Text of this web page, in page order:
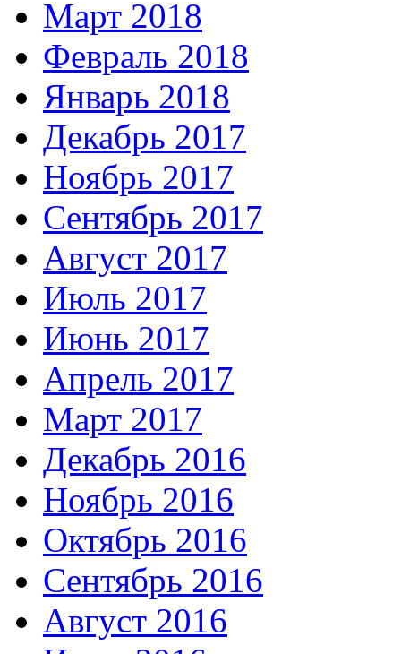
Март 2018
Февраль 2018
Январь 2018
Декабрь 2017
Ноябрь 2017
Сентябрь 2017
Август 2017
Июль 2017
Июнь 2017
Апрель 2017
Март 2017
Декабрь 2016
Ноябрь 2016
Октябрь 2016
Сентябрь 2016
Август 2016